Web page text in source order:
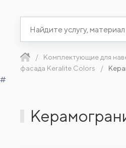
Комплектующие для
фасада Keralite Colors
#